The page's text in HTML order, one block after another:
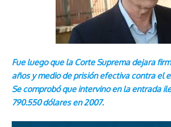
Fue luego que la Corte Suprema dejara
años y medio de prisión efectiva contra el
Se comprobó que intervino en la entrada
790.550 dólares en 2007.